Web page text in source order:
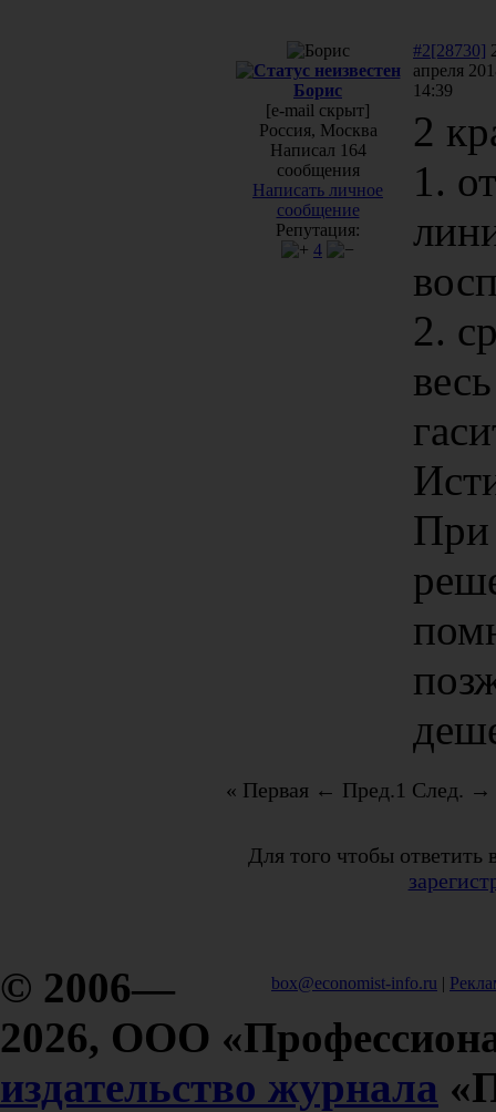
Борис
[e-mail скрыт]
Россия, Москва
Написал 164
сообщения
Написать личное
сообщение
Репутация:
4
#2[28730]
апреля
14:39
2
1.
2.
При
« Первая ← Пред.1 След. →
Для того чтобы
box@economist-info.ru |
© 2006—
2026, ООО
издательство журнала